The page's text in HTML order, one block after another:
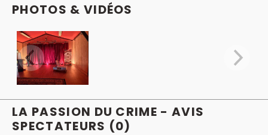
PHOTOS & VIDÉOS
LA PASSION DU CRIME - AVIS
SPECTATEURS (0)